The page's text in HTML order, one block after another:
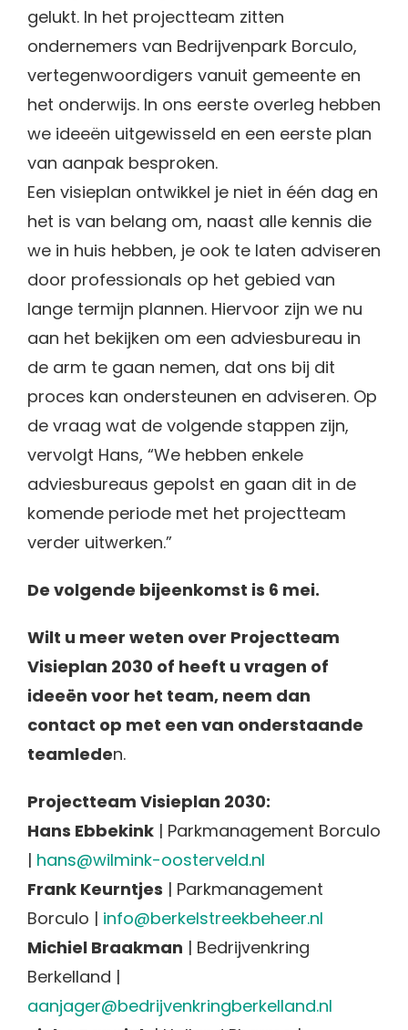
gelukt. In het projectteam zitten
ondernemers van Bedrijvenpark Borculo,
vertegenwoordigers vanuit gemeente en
het onderwijs. In ons eerste overleg hebben
we ideeën uitgewisseld en een eerste plan
van aanpak besproken.
Een visieplan ontwikkel je niet in één dag en
het is van belang om, naast alle kennis die
we in huis hebben, je ook te laten adviseren
door professionals op het gebied van
lange termijn plannen. Hiervoor zijn we nu
aan het bekijken om een adviesbureau in
de arm te gaan nemen, dat ons bij dit
proces kan ondersteunen en adviseren. Op
de vraag wat de volgende stappen zijn,
vervolgt Hans, “We hebben enkele
adviesbureaus gepolst en gaan dit in de
komende periode met het projectteam
verder uitwerken.”
De volgende bijeenkomst is 6 mei.
Wilt u meer weten over Projectteam
Visieplan 2030 of heeft u vragen of
ideeën voor het team, neem dan
contact op met een van onderstaande
teamleden.
Projectteam Visieplan 2030:
Hans Ebbekink | Parkmanagement Borculo
| hans@wilmink-oosterveld.nl
Frank Keurntjes | Parkmanagement
Borculo | info@berkelstreekbeheer.nl
Michiel Braakman | Bedrijvenkring
Berkelland |
aanjager@bedrijvenkringberkelland.nl